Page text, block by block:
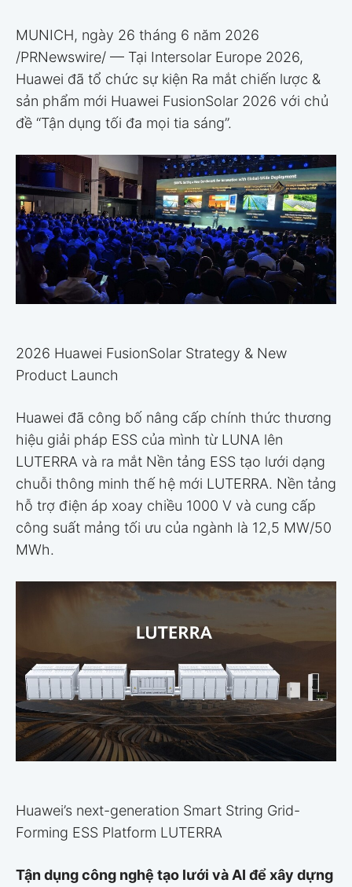
MUNICH, ngày 26 tháng 6 năm 2026
/PRNewswire/ — Tại Intersolar Europe 2026,
Huawei đã tổ chức sự kiện Ra mắt chiến lược &
sản phẩm mới Huawei FusionSolar 2026 với chủ
đề “Tận dụng tối đa mọi tia sáng”.
2026 Huawei FusionSolar Strategy & New
Product Launch
Huawei đã công bố nâng cấp chính thức thương
hiệu giải pháp ESS của mình từ LUNA lên
LUTERRA và ra mắt Nền tảng ESS tạo lưới dạng
chuỗi thông minh thế hệ mới LUTERRA. Nền tảng
hỗ trợ điện áp xoay chiều 1000 V và cung cấp
công suất mảng tối ưu của ngành là 12,5 MW/50
MWh.
Huawei’s next-generation Smart String Grid-
Forming ESS Platform LUTERRA
Tận dụng công nghệ tạo lưới và AI để xây dựng